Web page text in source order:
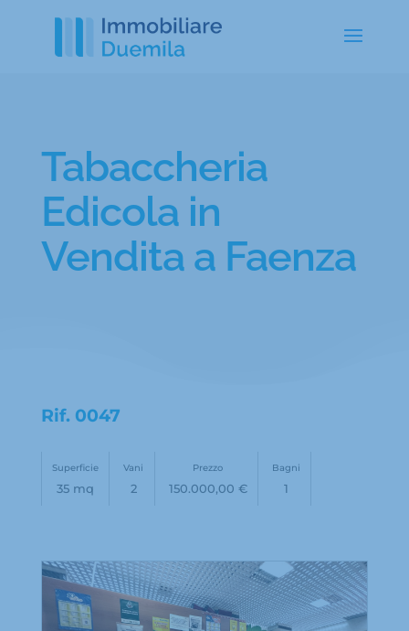
Tabaccheria
Edicola in
Vendita a Faenza
Rif.0047
Superficie
35 mq
Vani
2
Prezzo
150.000,00 €
Bagni
1